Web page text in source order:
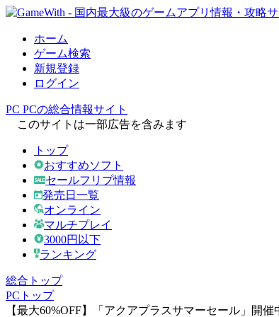
ホーム
ゲーム検索
新規登録
ログイン
PC PCの総合情報サイト
このサイトは一部広告を含みます
トップ
おすすめソフト
セールフリプ情報
発売日一覧
オンライン
マルチプレイ
3000円以下
ランキング
総合トップ
PCトップ
【最大60%OFF】「アクアプラスサマーセール」開